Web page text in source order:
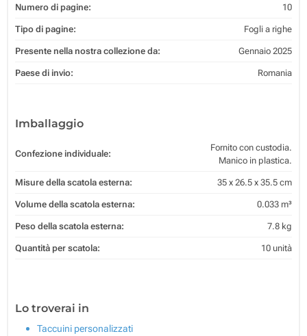
Numero di pagine: 10
Tipo di pagine: Fogli a righe
Presente nella nostra collezione da: Gennaio 2025
Paese di invio: Romania
Imballaggio
Confezione individuale:
Fornito con custodia.
Manico in plastica.
Misure della scatola esterna: 35 x 26.5 x 35.5 cm
Volume della scatola esterna: 0.033 m³
Peso della scatola esterna: 7.8 kg
Quantità per scatola: 10 unità
Lo troverai in
Taccuini personalizzati